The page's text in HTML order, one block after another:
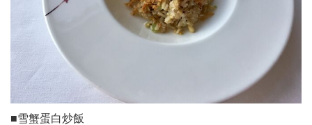
■雪蟹蛋白炒飯